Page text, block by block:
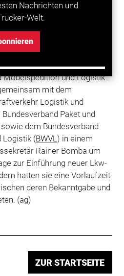
Nachrichten und
Welt.
Gebührensätze stattfindet
schon eine
Terminänderung gegeben.
und Logistikverband (DSLV
Möbelspedition und Logistik
mit dem
Logistik und
Bundesverband Paket und
dem Bundesverband
Logistik (BWVL ) in einem
Rainer Bomba um
zur Einführung neuer Lkw-
hatten sie eine Vorlaufzeit
deren Bekanntgabe und
(ag)
ZUR STARTSEITE